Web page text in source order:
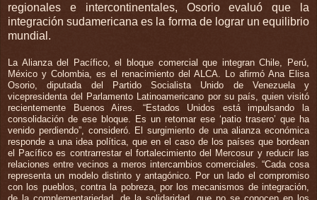
regionales e intercontinentales, Osorio evaluó que la
integración sudamericana es la forma de lograr un equilibrio
mundial.
La Alianza del Pacífico, el bloque comercial que integran Chile, Perú,
México y Colombia, es el renacimiento del ALCA. Lo afirmó Ana Elisa
Osorio, diputada del Partido Socialista Unido de Venezuela y
vicepresidenta del Parlamento Latinoamericano por su país, quien visitó
recientemente Buenos Aires. “Estados Unidos está impulsando la
consolidación de ese bloque. Es un retomar ese ‘patio trasero’ que ha
venido perdiendo”, consideró. El surgimiento de una alianza económica
responde a una idea política, que en el caso de los países que bordean
el Pacífico es contrarrestar el fortalecimiento del Mercosur y reducir las
relaciones entre vecinos a meros intercambios comerciales. “Cada cosa
representa un modelo distinto y antagónico. Por un lado el compromiso
con los pueblos, contra la pobreza, por los mecanismos de integración,